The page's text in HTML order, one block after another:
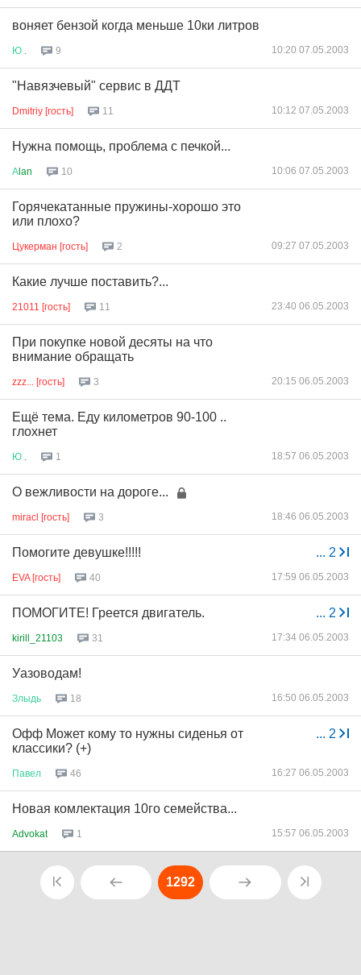
воняет бензой когда меньше 10ки литров
Ю 9 10:20 07.05.2003
"Навязчевый" сервис в ДДТ
Dmitriy [гость] 11 10:12 07.05.2003
Нужна помощь, проблема с печкой...
Аlan 10 10:06 07.05.2003
Горячекатанные пружины-хорошо это
или плохо?
Цукерман [гость] 2 09:27 07.05.2003
Какие лучше поставить?...
21011 [гость] 11 23:40 06.05.2003
При покупке новой десяты на что
внимание обращать
zzz... [гость] 3 20:15 06.05.2003
Ещё тема. Еду километров 90-100 ..
глохнет
Ю 1 18:57 06.05.2003
О вежливости на дороге...
miracl [гость] 3 18:46 06.05.2003
... 2
Помогите девушке!!!!!
EVA [гость] 40 17:59 06.05.2003
... 2
ПОМОГИТЕ! Греется двигатель.
kirill_21103 31 17:34 06.05.2003
Уазоводам!
Злыдь 18 16:50 06.05.2003
... 2
Офф Может кому то нужны сиденья от
классики? (+)
Павел 46 16:27 06.05.2003
Новая комлектация 10го семейства...
Advokat 1 15:57 06.05.2003
1292